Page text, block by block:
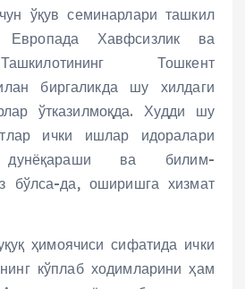
ўқув семинарлари ташкил
Европада Хавфсизлик ва
Тошкент
биргаликда шу хилдаги
ўтказилмоқда. Худди шу
ички ишлар идоралари
дунёқараши ва билим-
бўлса-да, оширишга хизмат
ҳимоячиси сифатида ички
кўплаб ходимларини ҳам